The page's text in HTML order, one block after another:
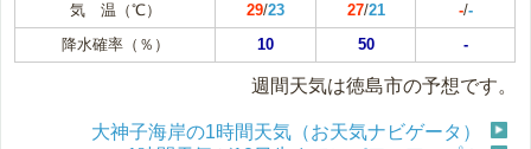
気 温（℃） 29/23 27/21 -/-
降水確率（％）
10 50 -
週間天気は徳島市の予想です。
大神子海岸の1時間天気（お天気ナビゲータ）